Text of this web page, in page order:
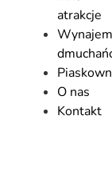
atrakcje
Wynajem
O nas
Kontakt